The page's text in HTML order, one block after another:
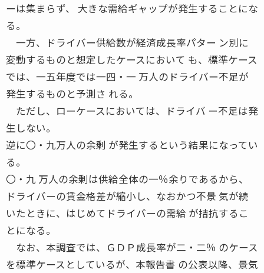
ーは集まらず、 大きな需給ギャップが発生することにな
る。
一方、ドライバー供給数が経済成長率パター ン別に
変動するものと想定したケースにおいて も、標準ケース
では、一五年度では一四・一 万人のドライバー不足が
発生するものと予測さ れる。
ただし、ローケースにおいては、ドライバ ー不足は発
生しない。
逆に〇・九万人の余剰 が発生するという結果になってい
る。
〇・九 万人の余剰は供給全体の一％余りであるから、
ドライバーの賃金格差が縮小し、なおかつ不景 気が続
いたときに、はじめてドライバーの需給 が拮抗するこ
とになる。
なお、本調査では、ＧＤＰ成長率が二・二％ のケース
を標準ケースとしているが、本報告書 の公表以降、景気